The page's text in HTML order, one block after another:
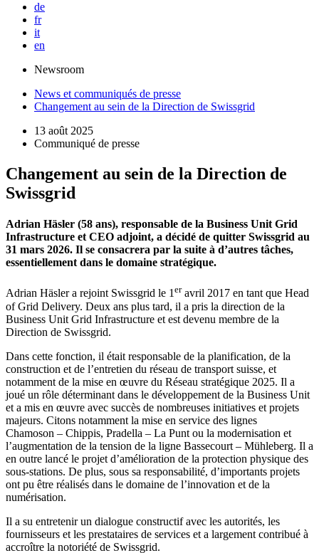
de
fr
it
en
Newsroom
News et communiqués de presse
Changement au sein de la Direction de Swissgrid
13 août 2025
Communiqué de presse
Changement au sein de la Direction de
Swissgrid
Adrian Häsler (58 ans), responsable de la Business Unit Grid
Infrastructure et CEO adjoint, a décidé de quitter Swissgrid au
31 mars 2026. Il se consacrera par la suite à d’autres tâches,
essentiellement dans le domaine stratégique.
Adrian Häsler a rejoint Swissgrid le 1eravril 2017 en tant que Head
of Grid Delivery. Deux ans plus tard, il a pris la direction de la
Business Unit Grid Infrastructure et est devenu membre de la
Direction de Swissgrid.
Dans cette fonction, il était responsable de la planification, de la
construction et de l’entretien du réseau de transport suisse, et
notamment de la mise en œuvre du Réseau stratégique 2025. Il a
joué un rôle déterminant dans le développement de la Business Unit
et a mis en œuvre avec succès de nombreuses initiatives et projets
majeurs. Citons notamment la mise en service des lignes
Chamoson – Chippis, Pradella – La Punt ou la modernisation et
l’augmentation de la tension de la ligne Bassecourt – Mühleberg. Il a
en outre lancé le projet d’amélioration de la protection physique des
sous-stations. De plus, sous sa responsabilité, d’importants projets
ont pu être réalisés dans le domaine de l’innovation et de la
numérisation.
Il a su entretenir un dialogue constructif avec les autorités, les
fournisseurs et les prestataires de services et a largement contribué à
accroître la notoriété de Swissgrid.